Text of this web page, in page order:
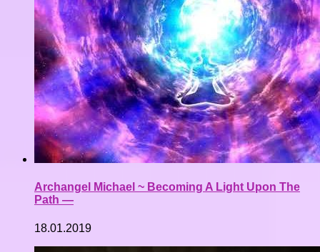
Archangel Michael ~ Becoming A Light Upon The
Path —
18.01.2019